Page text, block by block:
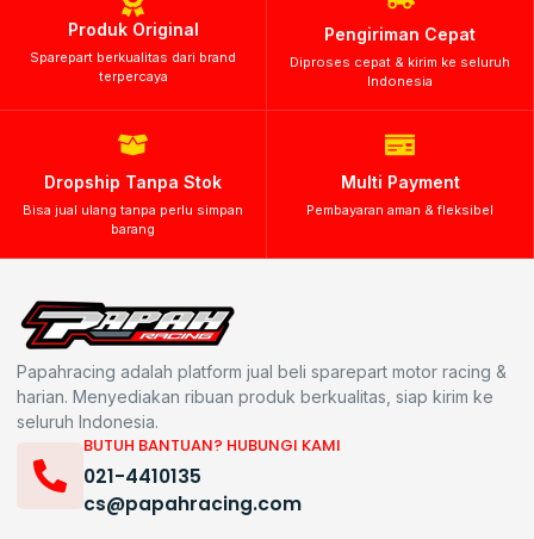
Produk Original
Sparepart berkualitas dari brand
terpercaya
Pengiriman Cepat
Diproses cepat & kirim ke seluruh
Indonesia
Dropship Tanpa Stok
Bisa jual ulang tanpa perlu simpan
barang
Multi Payment
Pembayaran aman & fleksibel
Papahracing adalah platform jual beli sparepart motor racing &
harian. Menyediakan ribuan produk berkualitas, siap kirim ke
seluruh Indonesia.
BUTUH BANTUAN? HUBUNGI KAMI
021-4410135
cs@papahracing.com